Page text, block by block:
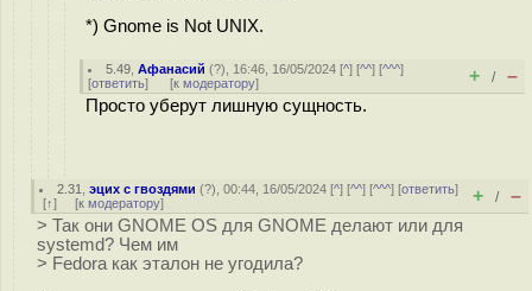
*) Gnome is Not UNIX.
5.49 ,Афанасий (?), 16:46, 16/05/2024 [^] [^^] [^^^]
[ответить] [к модератору] + / –
Просто уберут лишную сущность.
2.31 ,эцих с гвоздями (?), 00:44, 16/05/2024 [^] [^^] [^^^] [ответить]
[↑] [к модератору] + / –
> Так они GNOME OS для GNOME делают или для
systemd? Чем им
> Fedora как эталон не угодила?